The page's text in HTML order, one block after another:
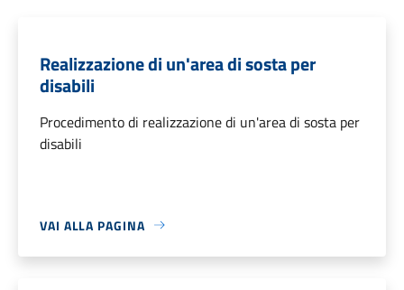
Realizzazione di un'area di sosta per
disabili
Procedimento di realizzazione di un'area di sosta per
disabili
VAI ALLA PAGINA